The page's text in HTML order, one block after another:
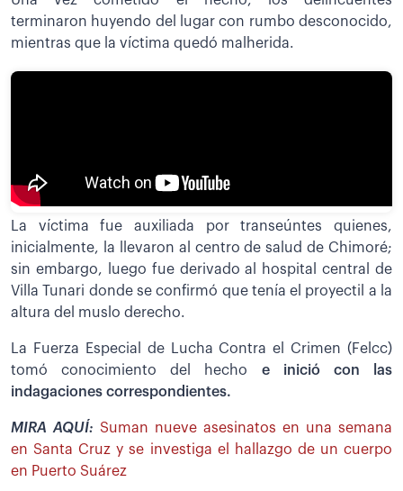
terminaron huyendo del lugar con rumbo desconocido,
mientras que la víctima quedó malherida.
La víctima fue auxiliada por transeúntes quienes,
inicialmente, la llevaron al centro de salud de Chimoré;
sin embargo, luego fue derivado al hospital central de
Villa Tunari donde se confirmó que tenía el proyectil a la
altura del muslo derecho.
La Fuerza Especial de Lucha Contra el Crimen (Felcc)
tomó conocimiento del hecho e inició con las
indagaciones correspondientes.
MIRA AQUÍ: Suman nueve asesinatos en una semana
en Santa Cruz y se investiga el hallazgo de un cuerpo
en Puerto Suárez